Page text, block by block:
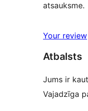
atsauksme.
Your review
Atbalsts
Jums ir
Vajadzīga